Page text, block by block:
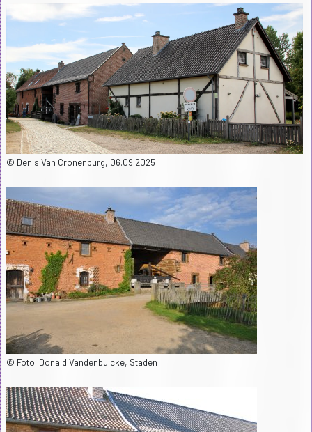
© Denis Van Cronenburg, 06.09.2025
© Foto: Donald Vandenbulcke, Staden